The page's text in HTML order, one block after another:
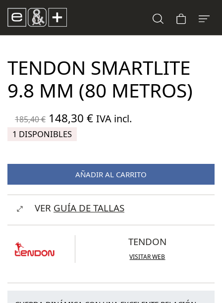
TENDON SMARTLITE
9.8 MM (80 METROS)
185,40€ El
precio
era:
185,40 €.
148,30 €El
es:
148,30 €.
IVA incl.
1 DISPONIBLES
AÑADIR AL CARRITO
VER GUÍA DE TALLAS
TENDON
VISITAR WEB